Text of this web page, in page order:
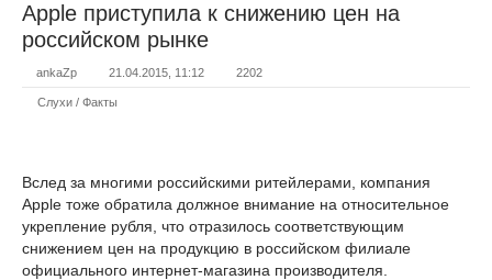
Apple приступила к снижению цен на
российском рынке
ankaZp 21.04.2015, 11:12 2202
Слухи / Факты
Вслед за многими российскими ритейлерами, компания
Apple тоже обратила должное внимание на относительное
укрепление рубля, что отразилось соответствующим
снижением цен на продукцию в российском филиале
официального интернет-магазина производителя.